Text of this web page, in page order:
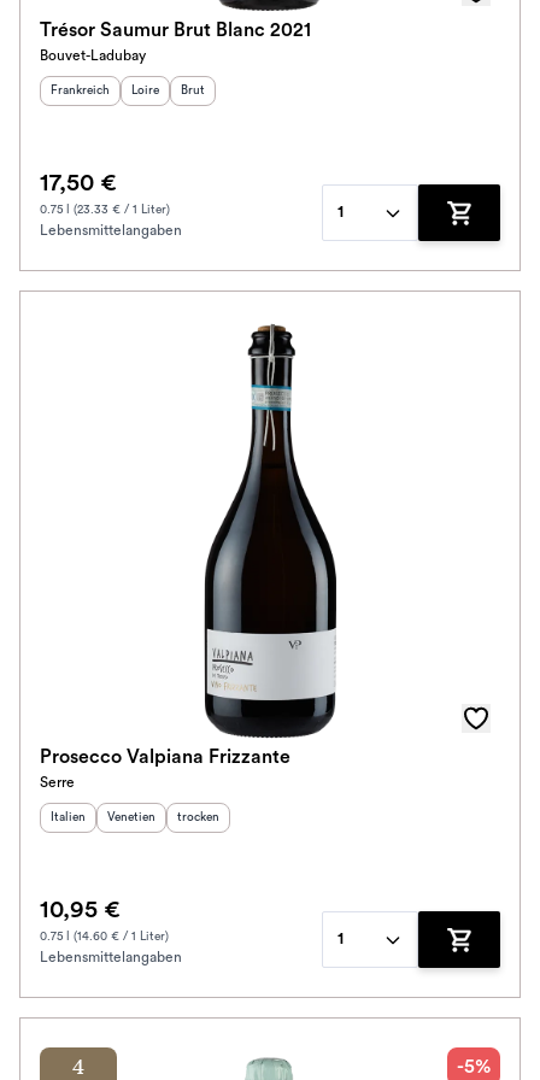
Trésor Saumur Brut Blanc 2021
Bouvet-Ladubay
Herkunftsland
Frankreich Herkunftsregion
Loire Geschmack
Brut
17,50 €
0.75 l (23.33 € / 1 Liter)
Lebensmittelangaben
1
Zum
Prosecco Valpiana Frizzante
Serre
Herkunftsland:
Italien Herkunftsregion:
Venetien Geschmack
trocken
10,95 €
0.75 l (14.60 € / 1 Liter)
Lebensmittelangaben
1
Zum
4 -5%